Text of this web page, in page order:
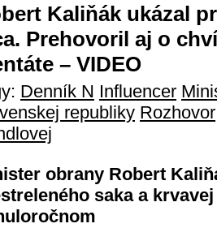
Kaliňák ukázal
Prehovoril aj o
– VIDEO
Denník N Influencer
republiky Rozhovor
obrany Robert
saka a